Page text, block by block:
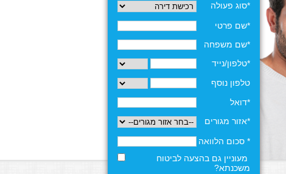
*סוג פעולה
*שם פרטי
*שם משפחה
*טלפון/נייד
טלפון נוסף
*דואל
*אזור מגורים
* סכום הלוואה
מעוניין גם בהצעה לביטוח
משכנתא?